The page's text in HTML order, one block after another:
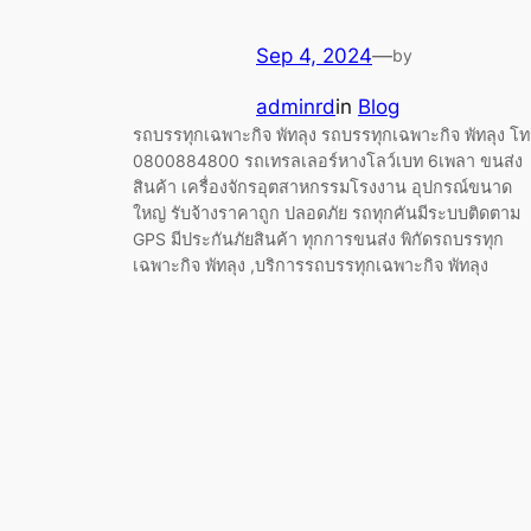
Sep 4, 2024—by
adminrdin Blog
รถบรรทุกเฉพาะกิจ พัทลุง รถบรรทุกเฉพาะกิจ พัทลุง โ
0800884800 รถเทรลเลอร์หางโลว์เบท 6เพลา ขนส่ง
สินค้า เครื่องจักรอุตสาหกรรมโรงงาน อุปกรณ์ขนาด
ใหญ่ รับจ้างราคาถูก ปลอดภัย รถทุกคันมีระบบติดตาม
GPS มีประกันภัยสินค้า ทุกการขนส่ง พิกัดรถบรรทุก
เฉพาะกิจ พัทลุง ,บริการรถบรรทุกเฉพาะกิจ พัทลุง